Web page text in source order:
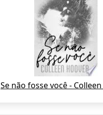
Se não fosse você -